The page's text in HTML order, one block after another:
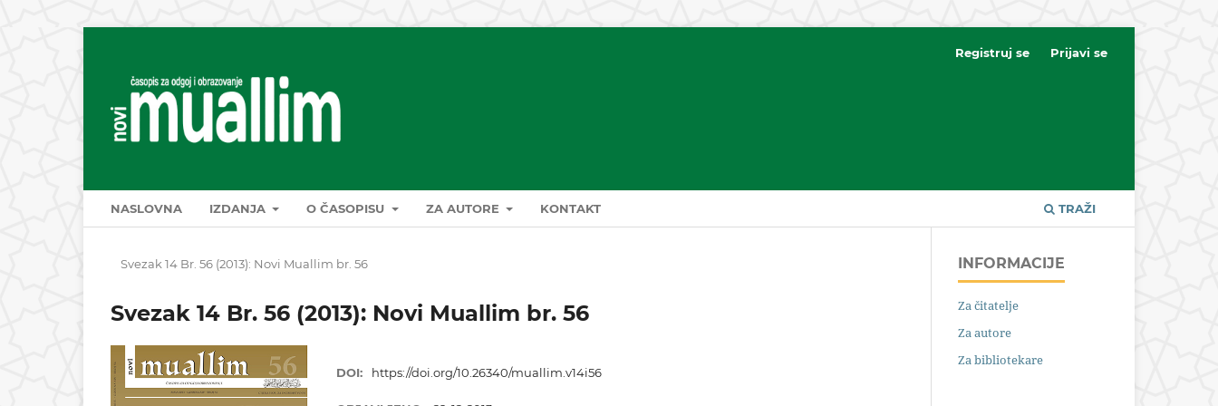
NASLOVNA IZDANJA O ČASOPISU ZA AUTORE KONTAKT TRAŽI
Registruj se Prijavi se
Svezak 14 Br. 56 (2013): Novi Muallim br. 56
Svezak 14 Br. 56 (2013): Novi Muallim br. 56
DOI: https://doi.org/10.26340/muallim.v14i56
INFORMACIJE
Za čitatelje
Za autore
Za bibliotekare